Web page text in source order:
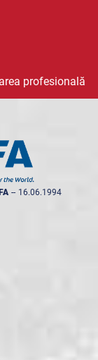
profesională
-- 16.06.1994